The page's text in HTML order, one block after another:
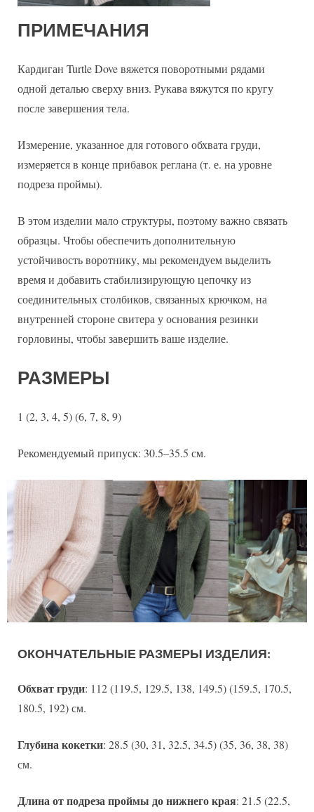
ПРИМЕЧАНИЯ
Кардиган Turtle Dove вяжется поворотными рядами
одной деталью сверху вниз. Рукава вяжутся по кругу
после завершения тела.
Измерение, указанное для готового обхвата груди,
измеряется в конце прибавок реглана (т. е. на уровне
подреза проймы).
В этом изделии мало структуры, поэтому важно связать
образцы. Чтобы обеспечить дополнительную
устойчивость воротнику, мы рекомендуем выделить
время и добавить стабилизирующую цепочку из
соединительных столбиков, связанных крючком, на
внутренней стороне свитера у основания резинки
горловины, чтобы завершить ваше изделие.
РАЗМЕРЫ
1 (2, 3, 4, 5) (6, 7, 8, 9)
Рекомендуемый припуск: 30.5–35.5 см.
ОКОНЧАТЕЛЬНЫЕ РАЗМЕРЫ ИЗДЕЛИЯ:
Обхват груди: 112 (119.5, 129.5, 138, 149.5) (159.5, 170.5,
180.5, 192) см.
Глубина кокетки: 28.5 (30, 31, 32.5, 34.5) (35, 36, 38, 38)
см.
Длина от подреза проймы до нижнего края: 21.5 (22.5,